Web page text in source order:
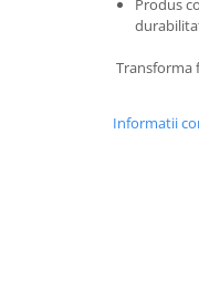
Produs
Transforma
Informatii